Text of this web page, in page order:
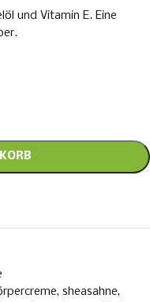
und Vitamin E. Eine
, sheasahne,